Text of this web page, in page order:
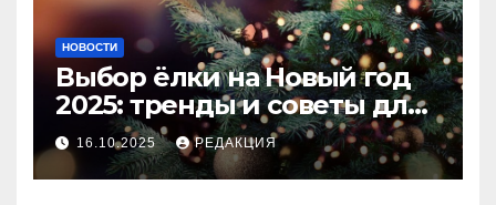
НОВОСТИ
Выбор ёлки на Новый год
2025: тренды и советы для
идеального праздника
16.10.2025 РЕДАКЦИЯ